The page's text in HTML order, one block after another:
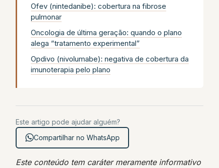
Ofev (nintedanibe): cobertura na fibrose
pulmonar
Oncologia de última geração: quando o plano
alega “tratamento experimental”
Opdivo (nivolumabe): negativa de cobertura da
imunoterapia pelo plano
Este artigo pode ajudar alguém?
Compartilhar no WhatsApp
Este conteúdo tem caráter meramente informativo